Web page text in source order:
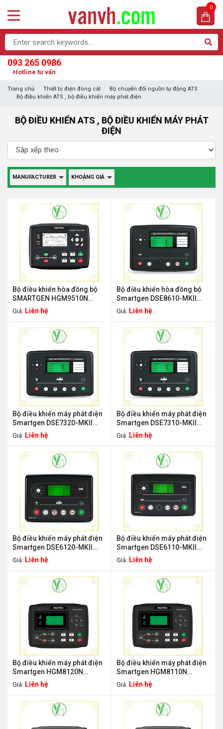
093 265 0986
Hotline tư vấn
0
Trang chủ Thiết bị điện đóng cắt
Bộ chuyển đổi nguồn tự động ATS
Bộ điều khiển ATS , bộ điều khiển máy phát điện
BỘ ĐIỀU KHIỂN ATS , BỘ ĐIỀU KHIỂN MÁY PHÁT
ĐIỆN
Bộ điều khiển hòa đồng bộ
SMARTGEN HGM9510N
SMARTGEN HGM9510N
Giá: Liên hệ
Bộ điều khiển hòa đồng bộ
Smartgen DSE8610-MKII
SMARTGEN DSE8610-MKII
Giá: Liên hệ
Bộ điều khiển máy phát điện
Smartgen DSE7320-MKII
SMARTGEN DSE7320-MKII
Giá: Liên hệ
Bộ điều khiển máy phát điện
Smartgen DSE7310-MKII
SMARTGEN DSE7310-MKII
Giá: Liên hệ
Bộ điều khiển máy phát điện
Smartgen DSE6120-MKII
SMARTGEN DSE6120-MKII
Giá: Liên hệ
Bộ điều khiển máy phát điện
Smartgen DSE6110-MKII
SMARTGEN DSE6110-MKII
Giá: Liên hệ
Bộ điều khiển máy phát điện
Smartgen HGM8120N
SMARTGEN HGM8120N
Giá: Liên hệ
Bộ điều khiển máy phát điện
Smartgen HGM8110N
SMARTGEN HGM8110N
Giá: Liên hệ
MANUFACTURER KHOẢNG GIÁ